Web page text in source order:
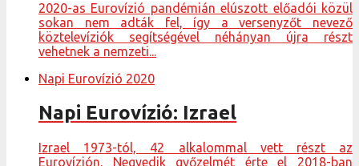
2020-as Eurovízió pandémián elúszott előadói közül
sokan nem adták fel, így a versenyzőt nevező
köztelevíziók segítségével néhányan újra részt
vehetnek a nemzeti...
Napi Eurovízió 2020
Napi Eurovízió: Izrael
Izrael 1973-tól, 42 alkalommal vett részt az
Eurovízión. Negyedik győzelmét érte el 2018-ban